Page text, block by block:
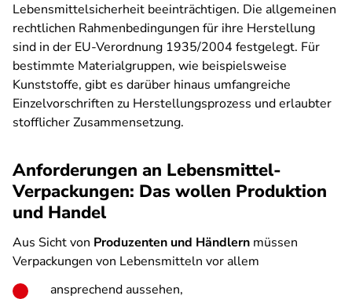
Lebensmittelsicherheit beeinträchtigen. Die allgemeinen
rechtlichen Rahmenbedingungen für ihre Herstellung
sind in der EU-Verordnung 1935/2004 festgelegt. Für
bestimmte Materialgruppen, wie beispielsweise
Kunststoffe, gibt es darüber hinaus umfangreiche
Einzelvorschriften zu Herstellungsprozess und erlaubter
stofflicher Zusammensetzung.
Anforderungen an Lebensmittel-
Verpackungen: Das wollen Produktion
und Handel
Aus Sicht von Produzenten und Händlern müssen
Verpackungen von Lebensmitteln vor allem
ansprechend aussehen,